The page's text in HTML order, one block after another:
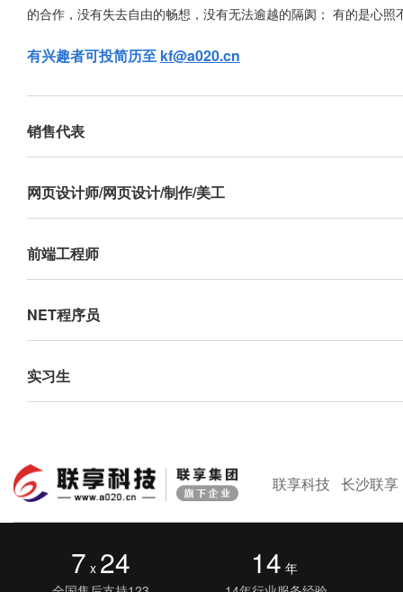
的合作，没有失去自由的畅想，没有无法逾越的隔阂； 有的是心
有兴趣者可投简历至 kf@a020.cn
销售代表
网页设计师/网页设计/制作/美工
前端工程师
NET程序员
实习生
联享科技 长沙联享
7 x 24 14 年